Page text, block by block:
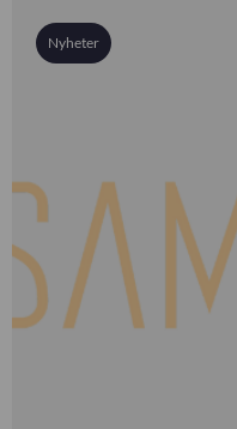
Nyheter